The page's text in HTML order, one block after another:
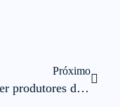
Próximo
Posso ter produtores de seguros na minha corretora de seguros?